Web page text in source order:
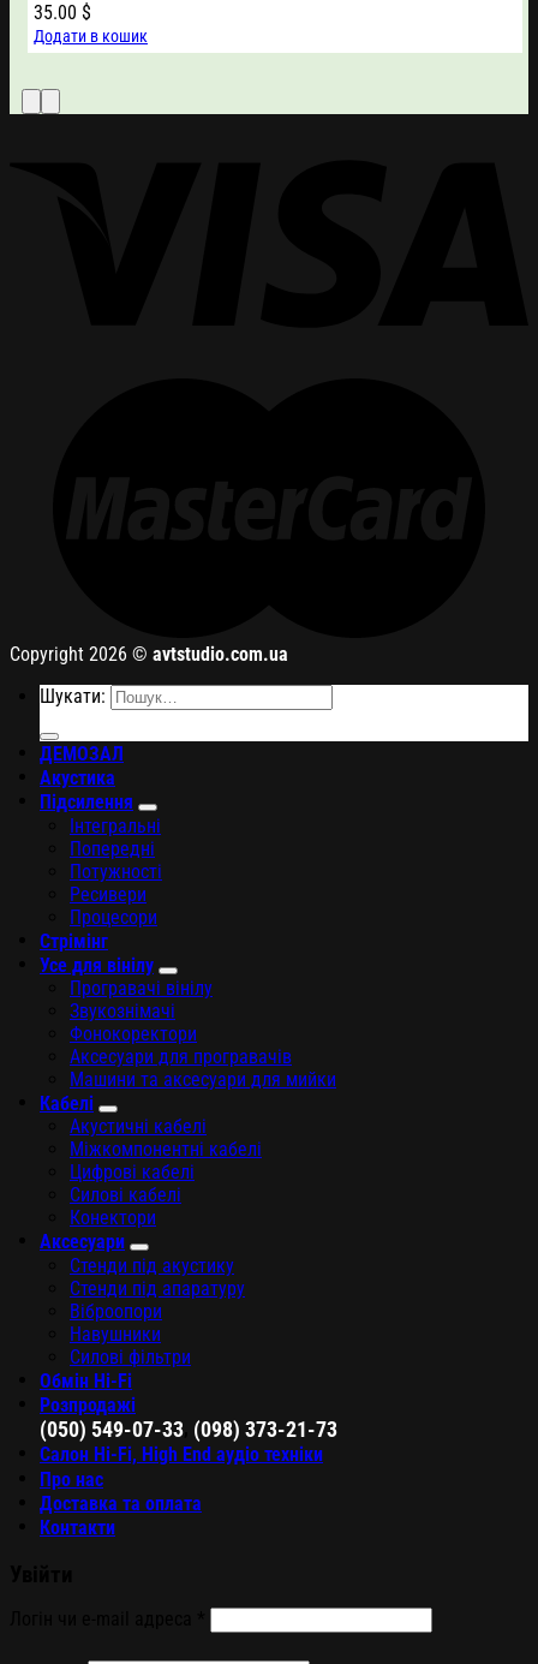
35.00 $
Додати в кошик
Copyright 2026 © avtstudio.com.ua
Шукати:
ДЕМОЗАЛ
Акустика
Підсилення
Інтегральні
Попередні
Потужності
Ресивери
Процесори
Стрімінг
Усе для вінілу
Програвачі вінілу
Звукознімачі
Фонокоректори
Аксесуари для програвачів
Машини та аксесуари для мийки
Кабелі
Акустичні кабелі
Міжкомпонентні кабелі
Цифрові кабелі
Силові кабелі
Конектори
Аксесуари
Стенди під акустику
Стенди під апаратуру
Віброопори
Навушники
Силові фільтри
Обмін Hi-Fi
Розпродажі
(050) 549-07-33 (098) 373-21-73
Салон Hi-Fi, High End аудіо техніки
Про нас
Доставка та оплата
Контакти